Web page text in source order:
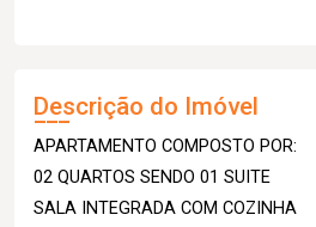
Descrição do Imóvel
APARTAMENTO COMPOSTO POR:
02 QUARTOS SENDO 01 SUITE
SALA INTEGRADA COM COZINHA